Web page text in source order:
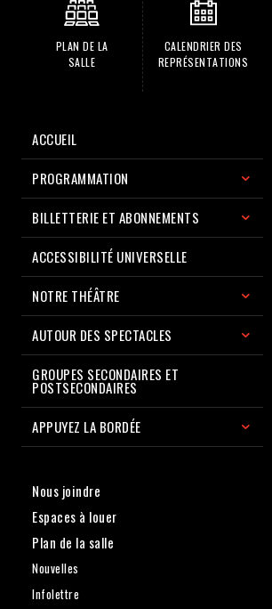
PLAN DE LA
SALLE
CALENDRIER DES
REPRÉSENTATIONS
ACCUEIL
PROGRAMMATION
BILLETTERIE ET ABONNEMENTS
ACCESSIBILITÉ UNIVERSELLE
NOTRE THÉÂTRE
AUTOUR DES SPECTACLES
GROUPES SECONDAIRES ET
POSTSECONDAIRES
APPUYEZ LA BORDÉE
Nous joindre
Espaces à louer
Plan de la salle
Nouvelles
Infolettre